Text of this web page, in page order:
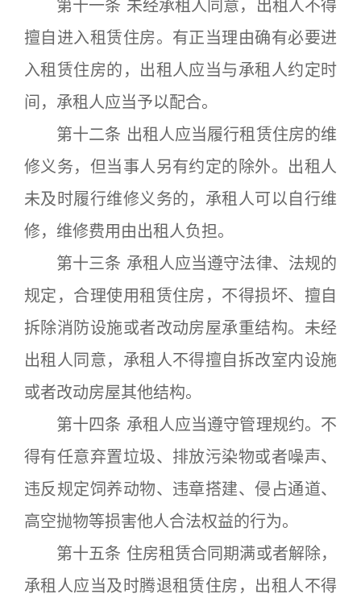
第十一条 未经承租人同意，出租人不得
擅自进入租赁住房。有正当理由确有必要进
入租赁住房的，出租人应当与承租人约定时
间，承租人应当予以配合。
第十二条 出租人应当履行租赁住房的维
修义务，但当事人另有约定的除外。出租人
未及时履行维修义务的，承租人可以自行维
修，维修费用由出租人负担。
第十三条 承租人应当遵守法律、法规的
规定，合理使用租赁住房，不得损坏、擅自
拆除消防设施或者改动房屋承重结构。未经
出租人同意，承租人不得擅自拆改室内设施
或者改动房屋其他结构。
第十四条 承租人应当遵守管理规约。不
得有任意弃置垃圾、排放污染物或者噪声、
违反规定饲养动物、违章搭建、侵占通道、
高空抛物等损害他人合法权益的行为。
第十五条 住房租赁合同期满或者解除，
承租人应当及时腾退租赁住房，出租人不得